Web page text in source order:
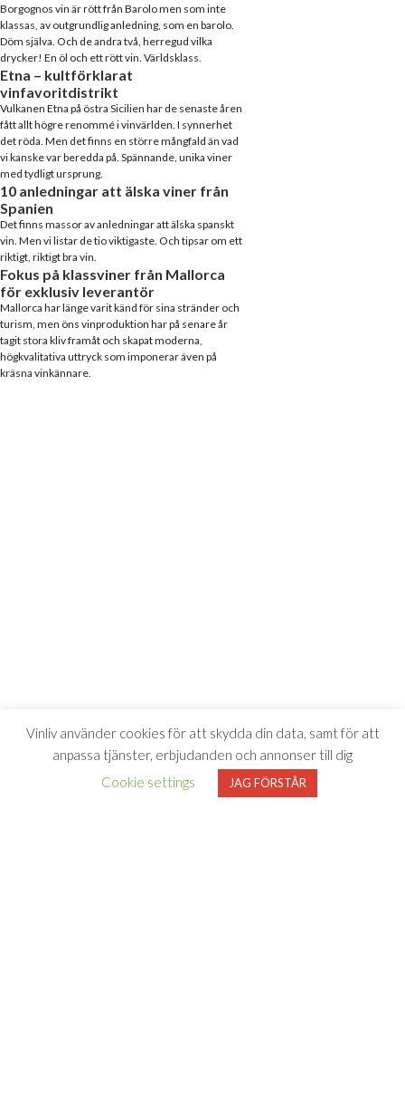
Borgognos vin är rött från Barolo men som inte
klassas, av outgrundlig anledning, som en barolo.
Döm själva. Och de andra två, herregud vilka
drycker! En öl och ett rött vin. Världsklass.
Etna – kultförklarat
vinfavoritdistrikt
Vulkanen Etna på östra Sicilien har de senaste åren
fått allt högre renommé i vinvärlden. I synnerhet
det röda. Men det finns en större mångfald än vad
vi kanske var beredda på. Spännande, unika viner
med tydligt ursprung.
10 anledningar att älska viner från
Spanien
Det finns massor av anledningar att älska spanskt
vin. Men vi listar de tio viktigaste. Och tipsar om ett
riktigt, riktigt bra vin.
Fokus på klassviner från Mallorca
för exklusiv leverantör
Mallorca har länge varit känd för sina stränder och
turism, men öns vinproduktion har på senare år
tagit stora kliv framåt och skapat moderna,
högkvalitativa uttryck som imponerar även på
kräsna vinkännare.
Vinliv använder cookies för att skydda din data, samt för att
anpassa tjänster, erbjudanden och annonser till dig
Cookie settings
JAG FÖRSTÅR